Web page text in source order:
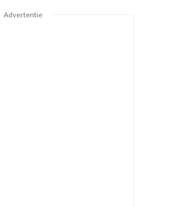
Advertentie